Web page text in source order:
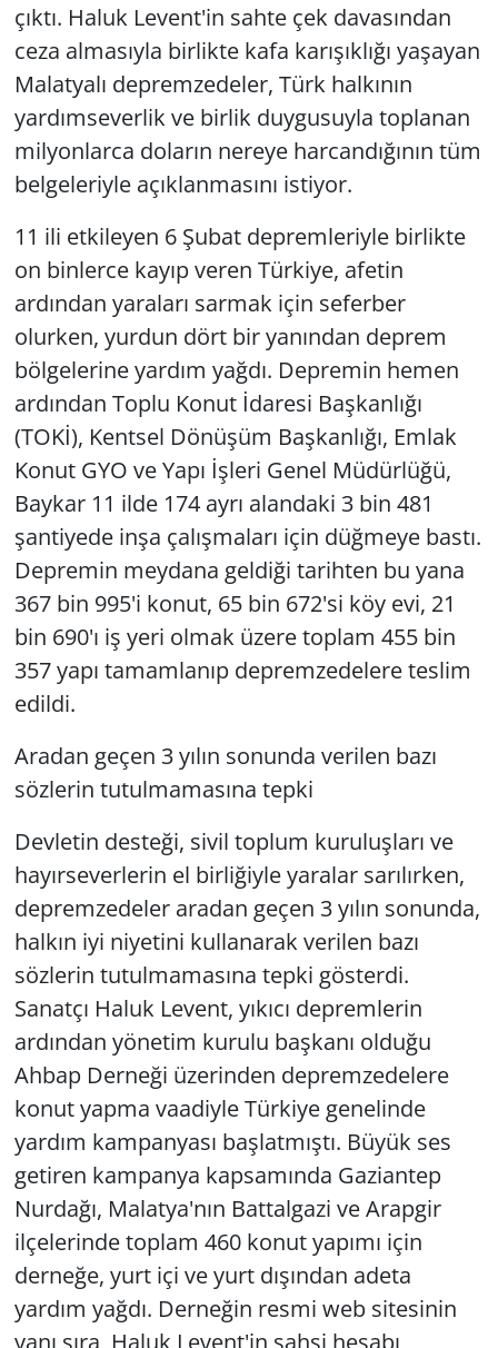
çıktı. Haluk Levent'in sahte çek davasından
ceza almasıyla birlikte kafa karışıklığı yaşayan
Malatyalı depremzedeler, Türk halkının
yardımseverlik ve birlik duygusuyla toplanan
milyonlarca doların nereye harcandığının tüm
belgeleriyle açıklanmasını istiyor.
11 ili etkileyen 6 Şubat depremleriyle birlikte
on binlerce kayıp veren Türkiye, afetin
ardından yaraları sarmak için seferber
olurken, yurdun dört bir yanından deprem
bölgelerine yardım yağdı. Depremin hemen
ardından Toplu Konut İdaresi Başkanlığı
(TOKİ), Kentsel Dönüşüm Başkanlığı, Emlak
Konut GYO ve Yapı İşleri Genel Müdürlüğü,
Baykar 11 ilde 174 ayrı alandaki 3 bin 481
şantiyede inşa çalışmaları için düğmeye bastı.
Depremin meydana geldiği tarihten bu yana
367 bin 995'i konut, 65 bin 672'si köy evi, 21
bin 690'ı iş yeri olmak üzere toplam 455 bin
357 yapı tamamlanıp depremzedelere teslim
edildi.
Aradan geçen 3 yılın sonunda verilen bazı
sözlerin tutulmamasına tepki
Devletin desteği, sivil toplum kuruluşları ve
hayırseverlerin el birliğiyle yaralar sarılırken,
depremzedeler aradan geçen 3 yılın sonunda,
halkın iyi niyetini kullanarak verilen bazı
sözlerin tutulmamasına tepki gösterdi.
Sanatçı Haluk Levent, yıkıcı depremlerin
ardından yönetim kurulu başkanı olduğu
Ahbap Derneği üzerinden depremzedelere
konut yapma vaadiyle Türkiye genelinde
yardım kampanyası başlatmıştı. Büyük ses
getiren kampanya kapsamında Gaziantep
Nurdağı, Malatya'nın Battalgazi ve Arapgir
ilçelerinde toplam 460 konut yapımı için
derneğe, yurt içi ve yurt dışından adeta
yardım yağdı. Derneğin resmi web sitesinin
yanı sıra, Haluk Levent'in şahsi hesabı